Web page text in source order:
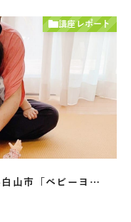
講座レポート
白山市「ベビーヨ…